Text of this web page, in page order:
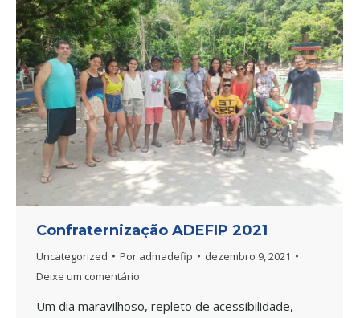
Confraternização ADEFIP 2021
Uncategorized Por admadefip
dezembro 9, 2021
Deixe um comentário
Um dia maravilhoso, repleto de acessibilidade,